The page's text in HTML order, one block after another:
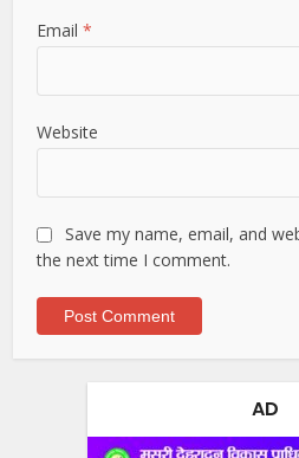
Email*
Website
Save my name, email, and
the next time I comment.
AD